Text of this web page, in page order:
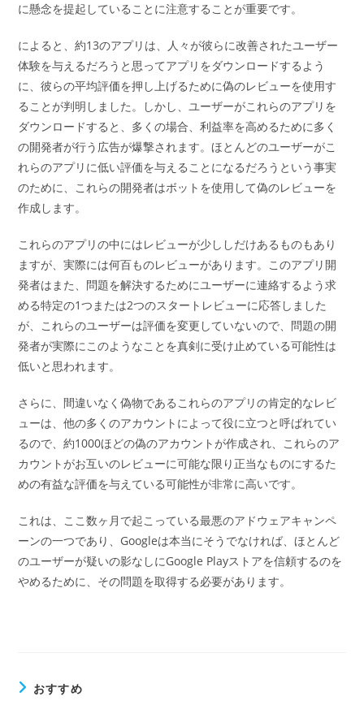
に懸念を提起していることに注意することが重要です。
によると、約13のアプリは、人々が彼らに改善されたユーザー
体験を与えるだろうと思ってアプリをダウンロードするよう
に、彼らの平均評価を押し上げるために偽のレビューを使用す
ることが判明しました。しかし、ユーザーがこれらのアプリを
ダウンロードすると、多くの場合、利益率を高めるために多く
の開発者が行う広告が爆撃されます。ほとんどのユーザーがこ
れらのアプリに低い評価を与えることになるだろうという事実
のために、これらの開発者はボットを使用して偽のレビューを
作成します。
これらのアプリの中にはレビューが少ししだけあるものもあり
ますが、実際には何百ものレビューがあります。このアプリ開
発者はまた、問題を解決するためにユーザーに連絡するよう求
める特定の1つまたは2つのスタートレビューに応答しました
が、これらのユーザーは評価を変更していないので、問題の開
発者が実際にこのようなことを真剣に受け止めている可能性は
低いと思われます。
さらに、間違いなく偽物であるこれらのアプリの肯定的なレビ
ューは、他の多くのアカウントによって役に立つと呼ばれてい
るので、約1000ほどの偽のアカウントが作成され、これらのア
カウントがお互いのレビューに可能な限り正当なものにするた
めの有益な評価を与えている可能性が非常に高いです。
これは、ここ数ヶ月で起こっている最悪のアドウェアキャンペ
ーンの一つであり、Googleは本当にそうでなければ、ほとんど
のユーザーが疑いの影なしにGoogle Playストアを信頼するのを
やめるために、その問題を取得する必要があります。
おすすめ